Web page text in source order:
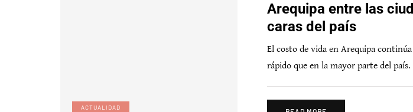
ACTUALIDAD
Arequipa entre las
caras del país
El costo de vida en Arequipa
rápido que en la mayor parte del país.